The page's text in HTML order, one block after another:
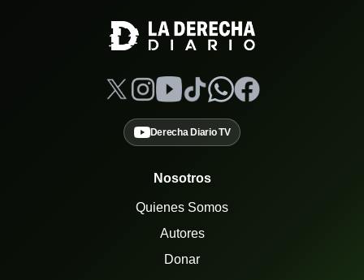
Derecha Diario TV
Nosotros
Quienes Somos
Autores
Donar